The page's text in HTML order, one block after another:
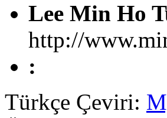
Lee Min Ho
http://
:
Türkçe Çeviri: